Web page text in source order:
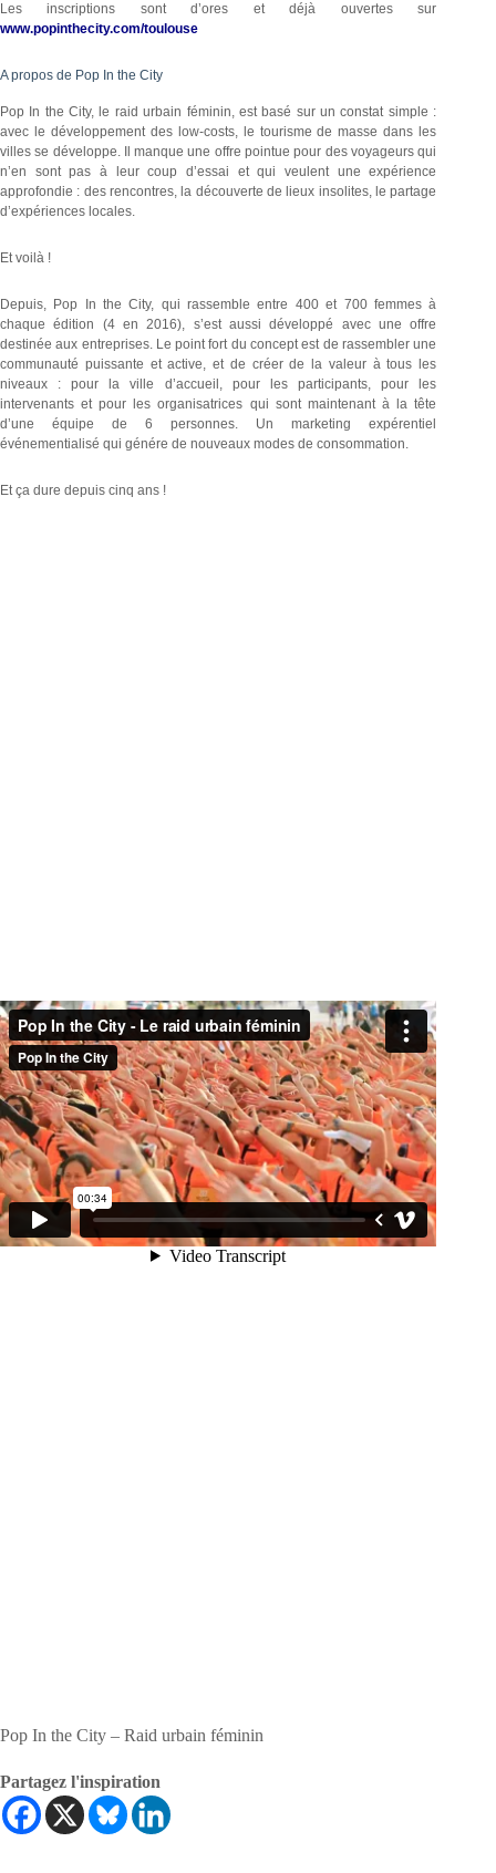
Les inscriptions sont d’ores et déjà ouvertes sur
www.popinthecity.com/toulouse
A propos de Pop In the City
Pop In the City, le raid urbain féminin, est basé sur un constat simple :
avec le développement des low-costs, le tourisme de masse dans les
villes se développe. Il manque une offre pointue pour des voyageurs qui
n’en sont pas à leur coup d’essai et qui veulent une expérience
approfondie : des rencontres, la découverte de lieux insolites, le partage
d’expériences locales.
Et voilà !
Depuis, Pop In the City, qui rassemble entre 400 et 700 femmes à
chaque édition (4 en 2016), s’est aussi développé avec une offre
destinée aux entreprises. Le point fort du concept est de rassembler une
communauté puissante et active, et de créer de la valeur à tous les
niveaux : pour la ville d’accueil, pour les participants, pour les
intervenants et pour les organisatrices qui sont maintenant à la tête
d’une équipe de 6 personnes. Un marketing expérentiel
événementialisé qui génére de nouveaux modes de consommation.
Et ça dure depuis cinq ans !
Pop In the City – Raid urbain féminin
Partagez l'inspiration